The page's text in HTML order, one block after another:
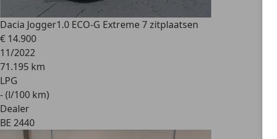
Dacia Jogger1.0 ECO-G Extreme 7 zitplaatsen
€ 14.900
11/2022
71.195 km
LPG
- (l/100 km)
Dealer
BE 2440